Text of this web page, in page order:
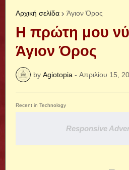
Αρχική σελίδα Άγιον Όρος
Η πρώτη μου
Άγιον Όρος
by Agiotopia - Απριλίου 15,
Recent in Technology
Responsive